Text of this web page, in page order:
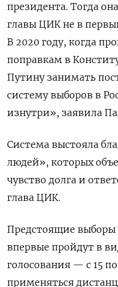
президента. Тогда
главы ЦИК не в
В 2020 году, когда
поправкам в
Путину занимать
систему выборов в
изнутри», заявила
Система выстояла
людей», которых
чувство долга и
глава ЦИК.
Предстоящие выборы
впервые пройдут в
голосования — с 15
применяться